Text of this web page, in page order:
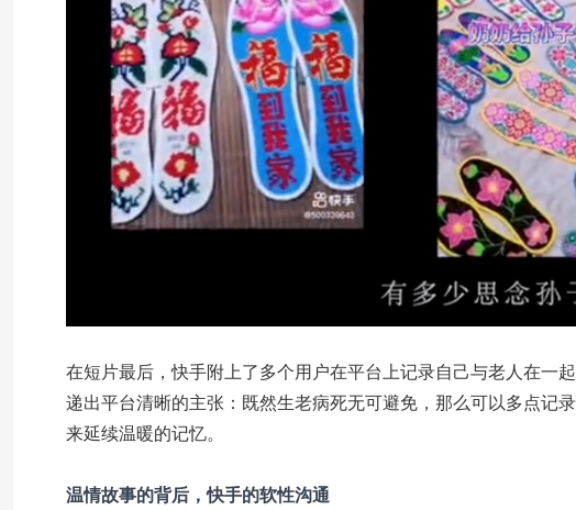
在短片最后，快手附上了多个用户在平台上记录自己与老人在一
递出平台清晰的主张：既然生老病死无可避免，那么可以多点记
来延续温暖的记忆。
温情故事的背后，快手的软性沟通